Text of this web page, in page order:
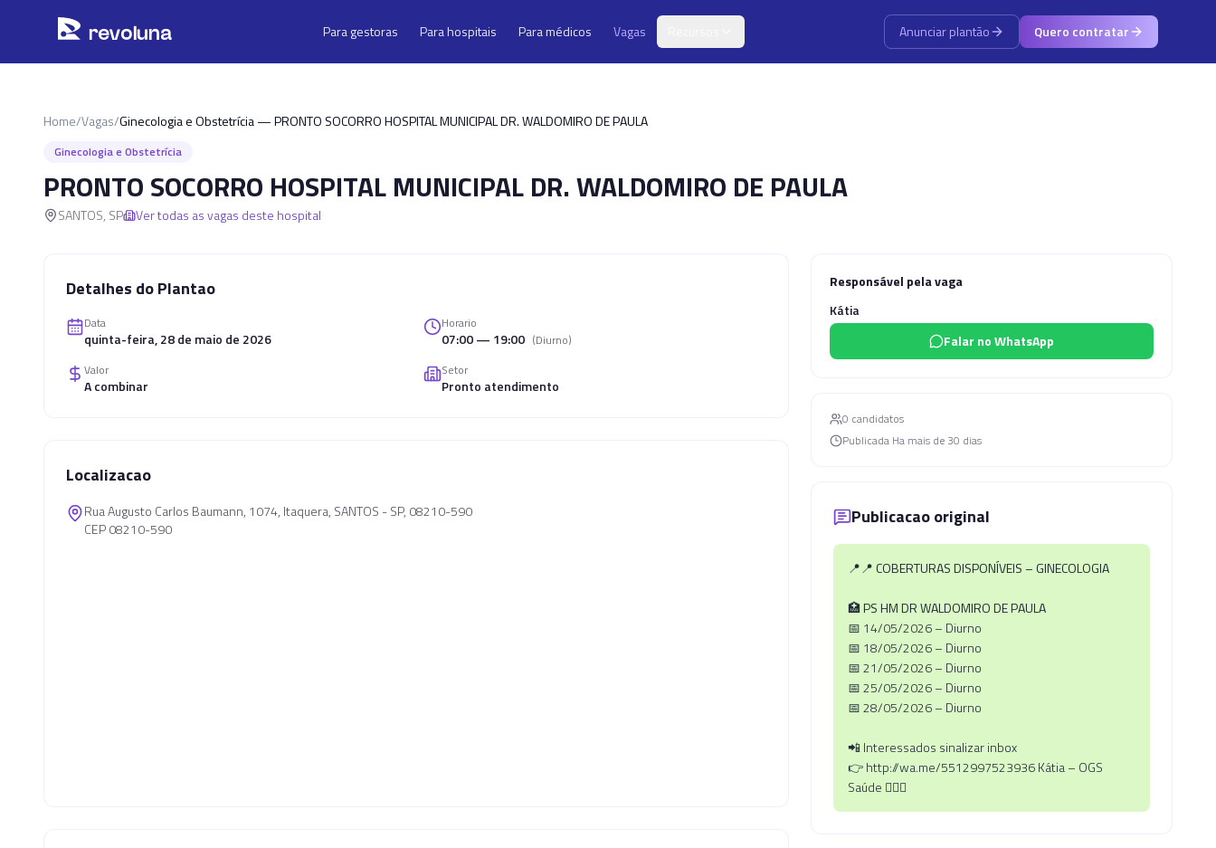
revoluna Para gestoras Para hospitais Para médicos Vagas Anunciar plantão Quero contratar
Home/Vagas/Ginecologia e Obstetrícia — PRONTO SOCORRO HOSPITAL MUNICIPAL DR. WALDOMIRO DE PAULA
Ginecologia e Obstetrícia
PRONTO SOCORRO HOSPITAL MUNICIPAL DR. WALDOMIRO DE PAULA
SANTOS, SP Ver todas as vagas deste hospital
Detalhes do Plantao
Data
quinta-feira, 28 de maio de 2026
Horario
07:00 — 19:00 (Diurno)
Valor
A combinar
Setor
Pronto atendimento
Localizacao
Rua Augusto Carlos Baumann, 1074, Itaquera, SANTOS - SP, 08210-590
CEP 08210-590
Responsável pela vaga
Kátia
Falar no WhatsApp
0 candidatos
Publicada Ha mais de 30 dias
Publicacao original
📍📍 COBERTURAS DISPONÍVEIS – GINECOLOGIA
🏥 PS HM DR WALDOMIRO DE PAULA
📅 14/05/2026 – Diurno
📅 18/05/2026 – Diurno
📅 21/05/2026 – Diurno
📅 25/05/2026 – Diurno
📅 28/05/2026 – Diurno
📲 Interessados sinalizar inbox
👉 http://wa.me/5512997523936 Kátia – OGS
Saúde 🧏🏼‍♀️